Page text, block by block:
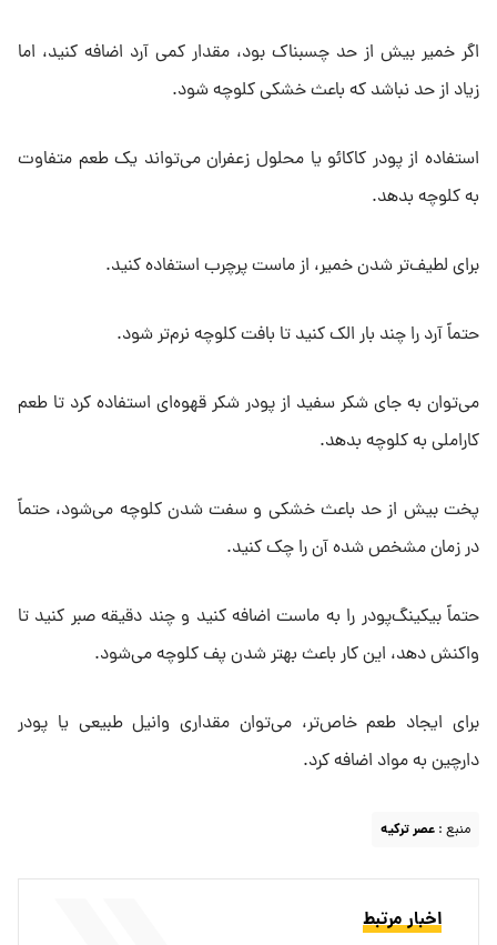
اگر خمیر بیش از حد چسبناک بود، مقدار کمی آرد اضافه کنید، اما
زیاد از حد نباشد که باعث خشکی کلوچه شود.
استفاده از پودر کاکائو یا محلول زعفران می‌تواند یک طعم متفاوت
به کلوچه بدهد.
برای لطیف‌تر شدن خمیر، از ماست پرچرب استفاده کنید.
حتماً آرد را چند بار الک کنید تا بافت کلوچه نرم‌تر شود.
می‌توان به جای شکر سفید از پودر شکر قهوه‌ای استفاده کرد تا طعم
کاراملی به کلوچه بدهد.
پخت بیش از حد باعث خشکی و سفت شدن کلوچه می‌شود، حتماً
در زمان مشخص‌ شده آن را چک کنید.
حتماً بیکینگ‌پودر را به ماست اضافه کنید و چند دقیقه صبر کنید تا
واکنش دهد، این کار باعث بهتر شدن پف کلوچه می‌شود.
برای ایجاد طعم خاص‌تر، می‌توان مقداری وانیل طبیعی یا پودر
دارچین به مواد اضافه کرد.
منبع : عصر ترکیه
اخبار مرتبط